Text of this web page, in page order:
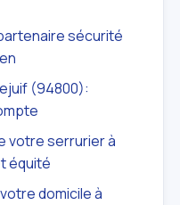
sécurité
(94800):
votre serrurier à
équité
domicile à